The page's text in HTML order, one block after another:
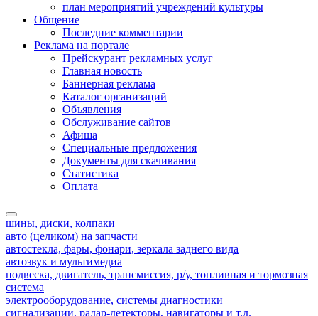
план мероприятий учреждений культуры
Общение
Последние комментарии
Реклама на портале
Прейскурант рекламных услуг
Главная новость
Баннерная реклама
Каталог организаций
Объявления
Обслуживание сайтов
Афиша
Специальные предложения
Документы для скачивания
Статистика
Оплата
шины, диски, колпаки
авто (целиком) на запчасти
автостекла, фары, фонари, зеркала заднего вида
автозвук и мультимедиа
подвеска, двигатель, трансмиссия, р/у, топливная и тормозная
система
электрооборудование, системы диагностики
сигнализации, радар-детекторы, навигаторы и т.д.